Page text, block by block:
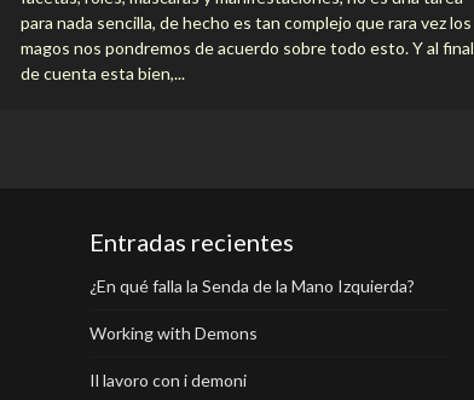
para nada sencilla, de hecho es tan complejo que rara vez los
magos nos pondremos de acuerdo sobre todo esto. Y al final
de cuenta esta bien,...
Entradas recientes
¿En qué falla la Senda de la Mano Izquierda?
Working with Demons
Il lavoro con i demoni